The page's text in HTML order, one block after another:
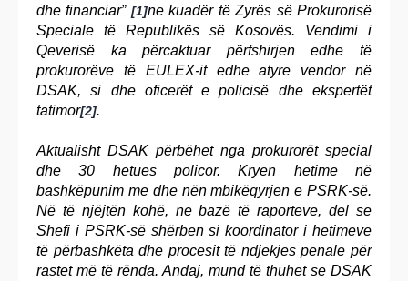
dhe financiar” [1]ne kuadër të Zyrës së Prokurorisë
Speciale të Republikës së Kosovës. Vendimi i
Qeverisë ka përcaktuar përfshirjen edhe të
prokurorëve të EULEX-it edhe atyre vendor në
DSAK, si dhe oficerët e policisë dhe ekspertët
tatimor[2].
Aktualisht DSAK përbëhet nga prokurorët special
dhe 30 hetues policor. Kryen hetime në
bashkëpunim me dhe nën mbikëqyrjen e PSRK-së.
Në të njëjtën kohë, ne bazë të raporteve, del se
Shefi i PSRK-së shërben si koordinator i hetimeve
të përbashkëta dhe procesit të ndjekjes penale për
rastet më të rënda. Andaj, mund të thuhet se DSAK